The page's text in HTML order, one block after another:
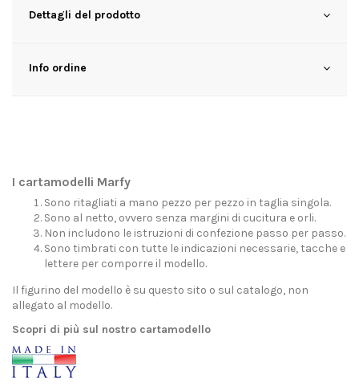
Dettagli del prodotto
Info ordine
I cartamodelli Marfy
Sono ritagliati a mano pezzo per pezzo in taglia singola.
Sono al netto, ovvero senza margini di cucitura e orli.
Non includono le istruzioni di confezione passo per passo.
Sono timbrati con tutte le indicazioni necessarie, tacche e
lettere per comporre il modello.
Il figurino del modello è su questo sito o sul catalogo, non
allegato al modello.
Scopri di più sul nostro cartamodello